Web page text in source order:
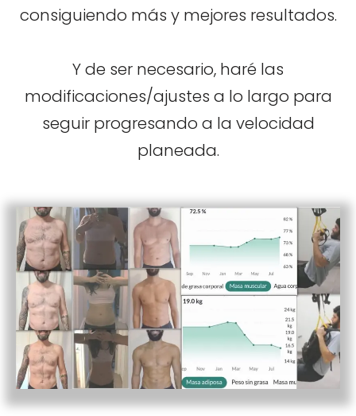
consiguiendo más y mejores resultados.
Y de ser necesario, haré las
modificaciones/ajustes a lo largo para
seguir progresando a la velocidad
planeada.